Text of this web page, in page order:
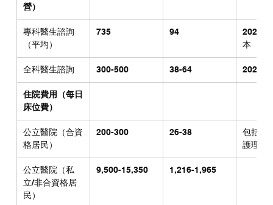
營）
專科醫生諮詢
（平均）
735 94
2025年
本
全科醫生諮詢 300-500 38-64 2025年
住院費用（每日
床位費）
公立醫院（合資
格居民）
200-300 26-38
包括膳
護理
公立醫院（私
立/非合資格居
民）
9,500-15,350 1,216-1,965